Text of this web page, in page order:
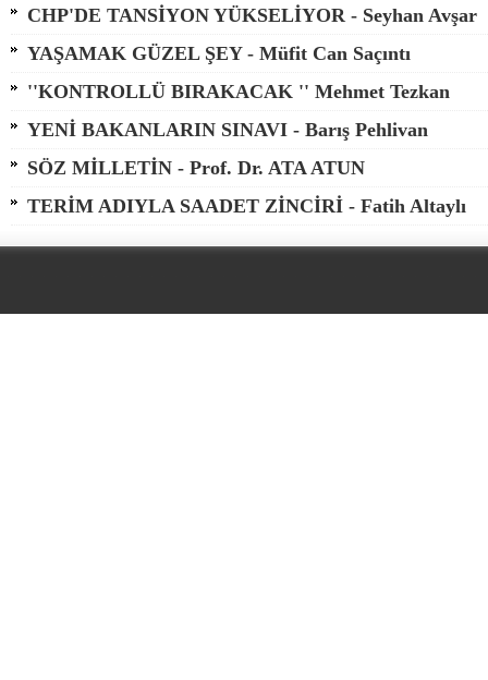
CHP'DE TANSİYON YÜKSELİYOR - Seyhan Avşar
YAŞAMAK GÜZEL ŞEY - Müfit Can Saçıntı
''KONTROLLÜ BIRAKACAK '' Mehmet Tezkan
YENİ BAKANLARIN SINAVI - Barış Pehlivan
SÖZ MİLLETİN - Prof. Dr. ATA ATUN
TERİM ADIYLA SAADET ZİNCİRİ - Fatih Altaylı